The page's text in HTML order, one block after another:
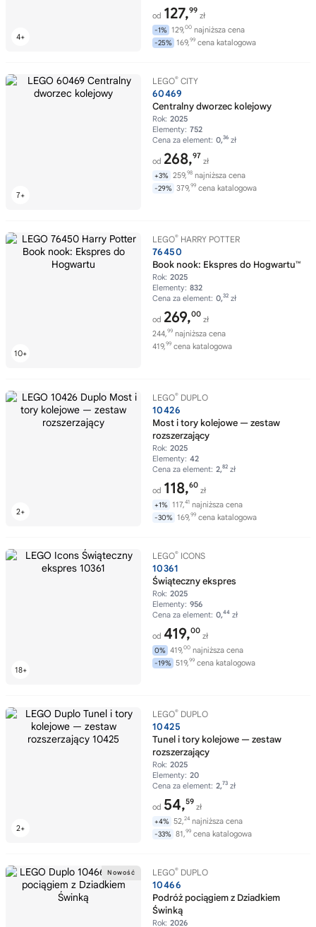
od 127,99
zł
-1% 129,00 najniższa cena
-25% 169,99 cena katalogowa
LEGO® CITY
60469
Centralny dworzec kolejowy
Rok: 2025
Elementy: 752
Cena za element: 0,36 zł
od 268,97
zł
+3% 259,98 najniższa cena
-29% 379,99 cena katalogowa
LEGO® HARRY POTTER
76450
Book nook: Ekspres do Hogwartu™
Rok: 2025
Elementy: 832
Cena za element: 0,32 zł
od 269,00
zł
244,99 najniższa cena
419,99 cena katalogowa
LEGO® DUPLO
10426
Most i tory kolejowe — zestaw
rozszerzający
Rok: 2025
Elementy: 42
Cena za element: 2,82 zł
od 118,60
zł
+1% 117,41 najniższa cena
-30% 169,99 cena katalogowa
LEGO® ICONS
10361
Świąteczny ekspres
Rok: 2025
Elementy: 956
Cena za element: 0,44 zł
od 419,00
zł
0% 419,00 najniższa cena
-19% 519,99 cena katalogowa
LEGO® DUPLO
10425
Tunel i tory kolejowe — zestaw
rozszerzający
Rok: 2025
Elementy: 20
Cena za element: 2,73 zł
od 54,59
zł
+4% 52,24 najniższa cena
-33% 81,99 cena katalogowa
LEGO® DUPLO
10466
Podróż pociągiem z Dziadkiem
Świnką
Rok: 2026